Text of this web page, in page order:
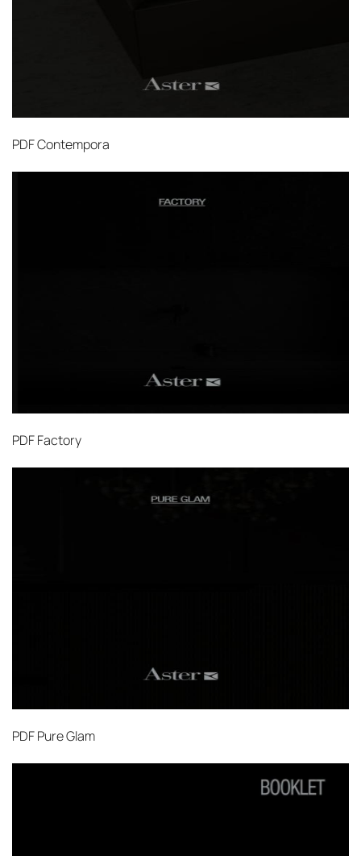
PDFContempora
PDFFactory
PDFPure Glam